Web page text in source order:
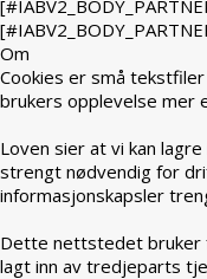
Om
Cookies er små
brukers opplevelse mer
Loven sier at vi kan
strengt nødvendig for
informasjonskapsler
Dette nettstedet bruker
lagt inn av tredjeparts